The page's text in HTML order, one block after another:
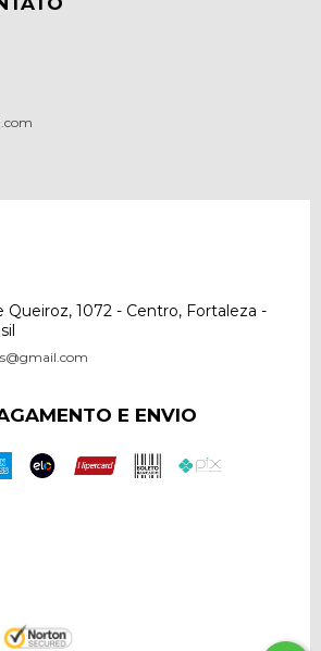
Queiroz, 1072 - Centro, Fortaleza -
E ENVIO